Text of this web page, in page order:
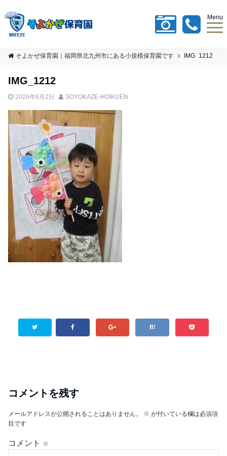
Menu
そよかぜ保育園｜福岡県北九州市にある小規模保育園です IMG_1212
IMG_1212
2026年6月2日 SOYOKAZE-HOIKUEN
コメントを残す
メールアドレスが公開されることはありません。 ※ が付いている欄は必須項
目です
コメント ※